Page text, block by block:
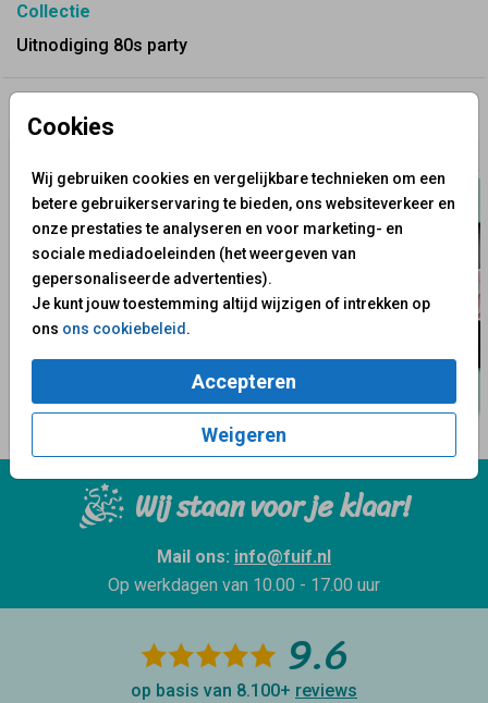
Cookies
Wij gebruiken cookies en vergelijkbare technieken om een
betere gebruikerservaring te bieden, ons websiteverkeer en
onze prestaties te analyseren en voor marketing- en
sociale mediadoeleinden (het weergeven van
gepersonaliseerde advertenties).
Je kunt jouw toestemming altijd wijzigen of intrekken op
ons ons cookiebeleid.
Accepteren
Weigeren
Collectie
Uitnodiging 80s party
✨ Deze ontwerpen vind je misschien ook leuk
Wij staan voor je klaar!
Mail ons: info@fuif.nl
Op werkdagen van 10.00 - 17.00 uur
9.6
op basis van 8.100+ reviews